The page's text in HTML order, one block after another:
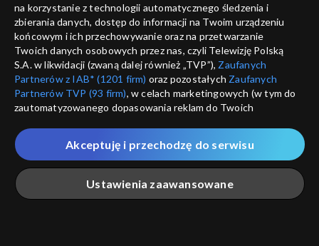
Kocham Kino
21.10.2012
Kocham Kino
28.10.2012
Kocham Kino
04.11.2012
Kocham Kino
18.11.2012
na korzystanie z technologii automatycznego śledzenia i
zbierania danych, dostęp do informacji na Twoim urządzeniu
końcowym i ich przechowywanie oraz na przetwarzanie
Twoich danych osobowych przez nas, czyli Telewizję Polską
S.A. w likwidacji (zwaną dalej również „TVP”), Zaufanych
Partnerów z IAB* (1201 firm) oraz pozostałych Zaufanych
Partnerów TVP (93 firm), w celach marketingowych (w tym do
zautomatyzowanego dopasowania reklam do Twoich
które wskazujemy poniżej, a także zgody na udostępnianie
przez nas identyfikatora PPID do Google.
Twoje dane osobowe zbierane podczas odwiedzania przez
Ciebie naszych
poszczególnych serwisówzwanych dalej
„Portalem”, w tym informacje zapisywane za pomocą
Ustawienia zaawansowane
Akceptuję i przechodzę do serwisu